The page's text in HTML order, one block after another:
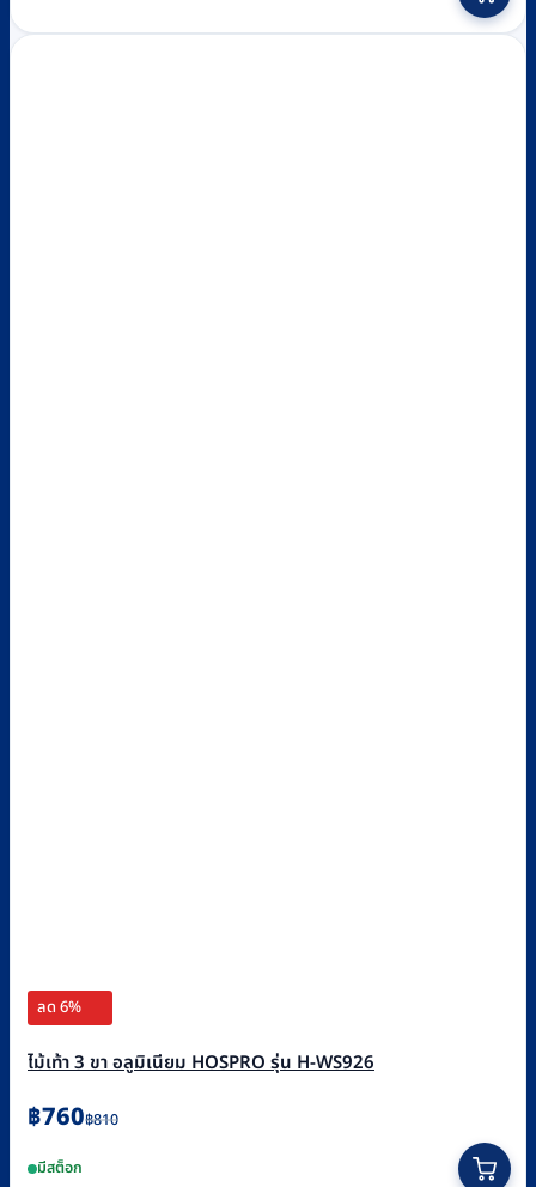
฿390.
฿370.
ลด 6%
ไม้เท้า 3 ขา อลูมิเนียม HOSPRO รุ่น H-WS926
฿810
Original
was:
฿760
Current
is:มีสต็อก